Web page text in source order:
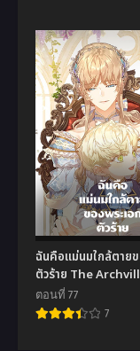
ฉันคือแม่นมใกล้ตายข
ตัวร้าย The
Dying Nanny
ตอนที่ 77
7